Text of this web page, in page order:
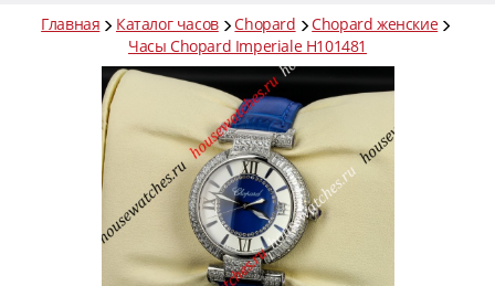
Главная Каталог часов Chopard
Chopard женские
Часы Chopard Imperiale H101481